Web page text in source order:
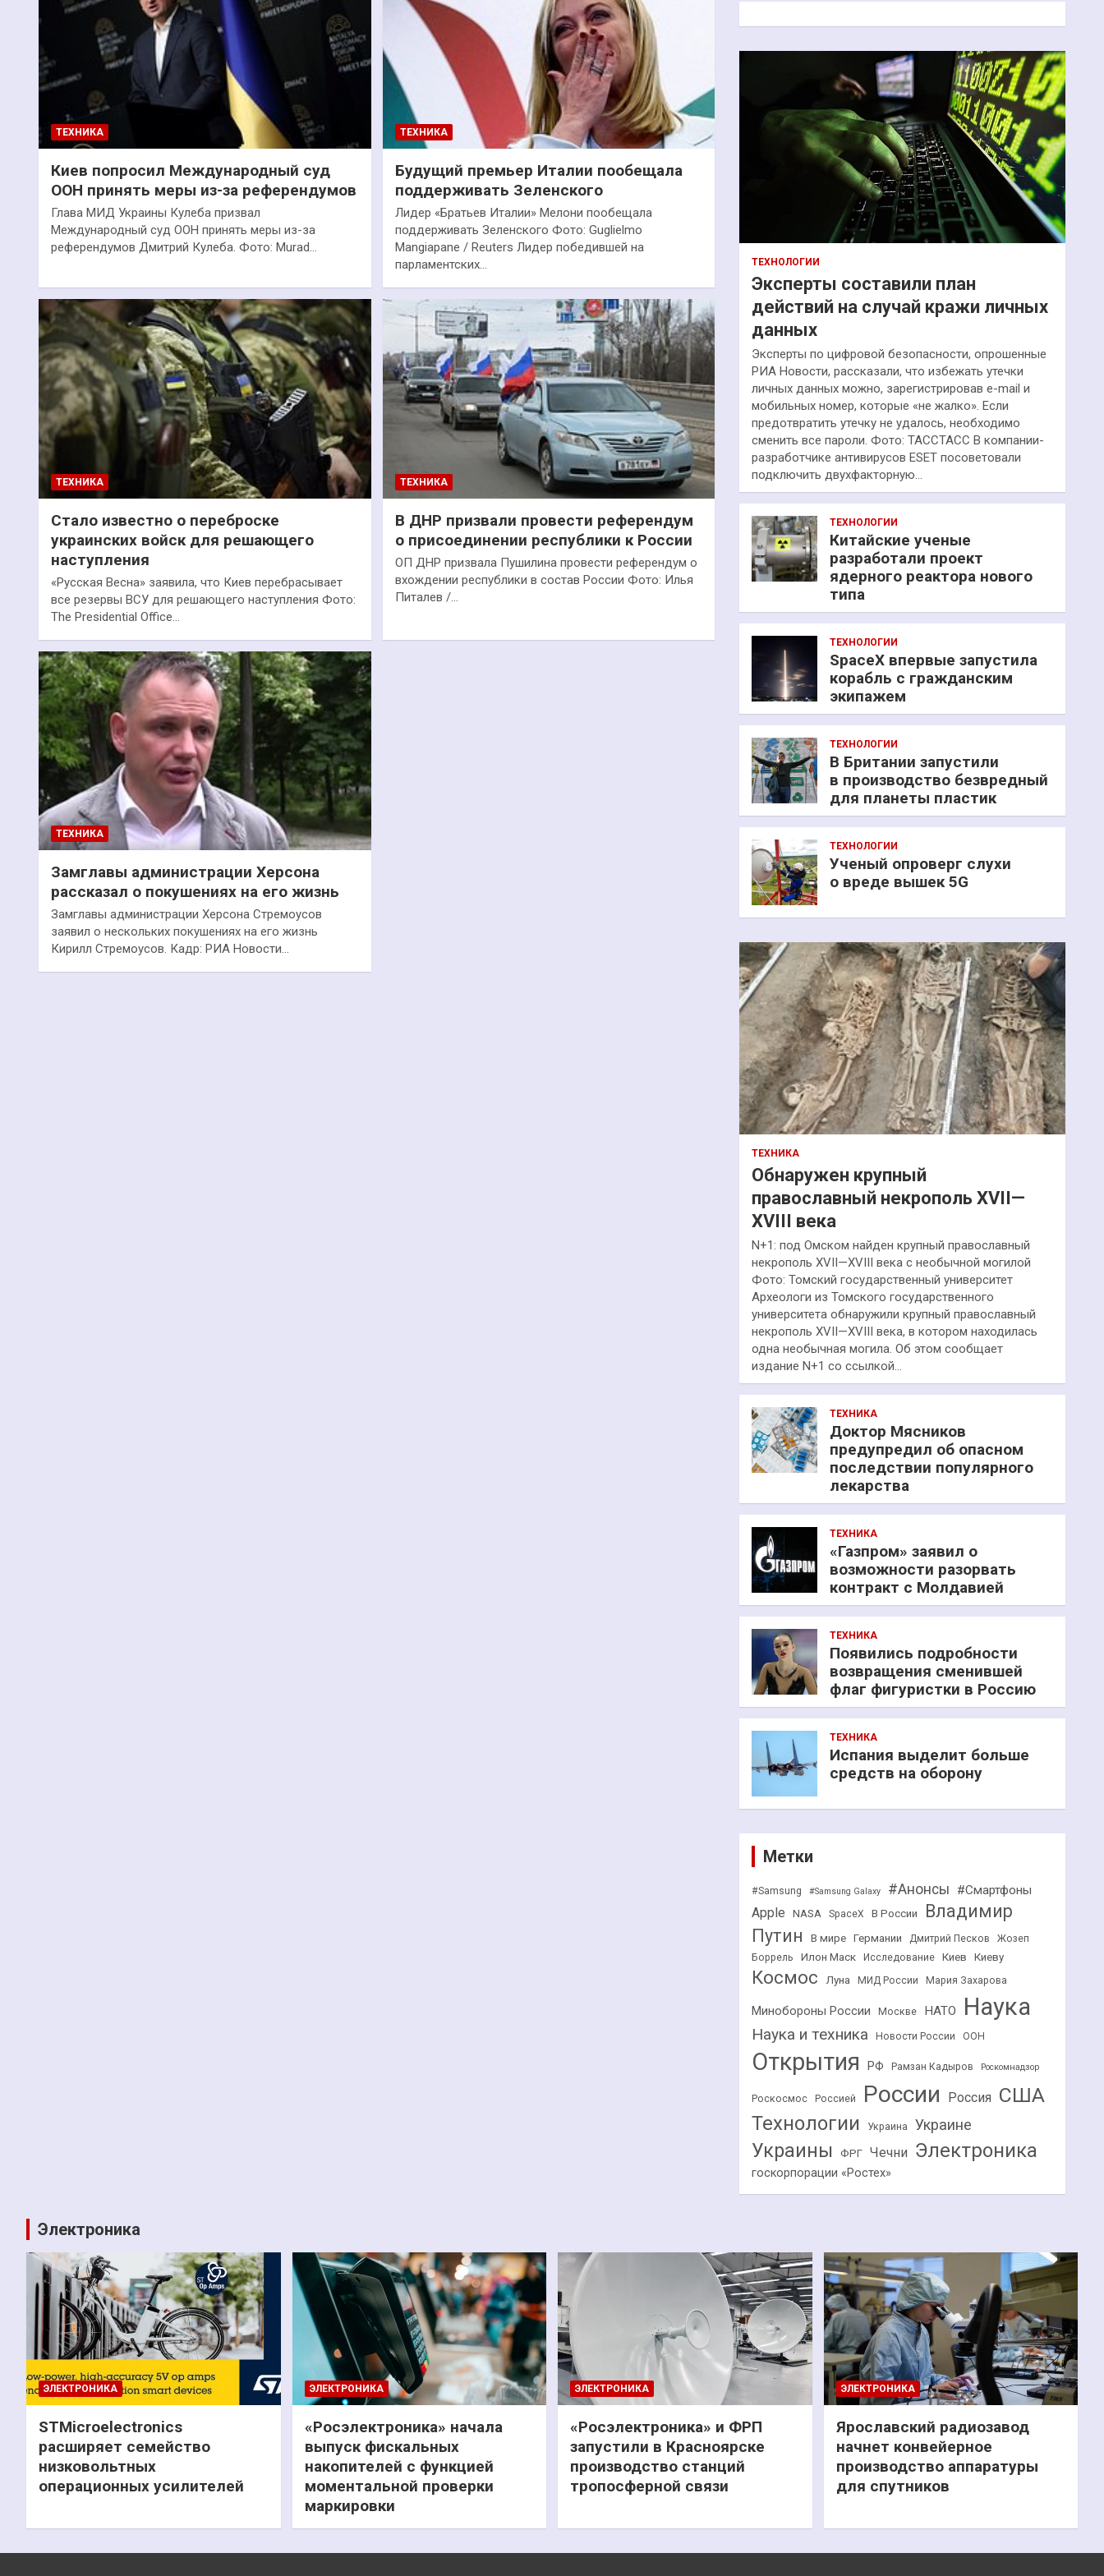
ТЕХНИКА
Киев попросил Международный суд
ООН принять меры из-за референдумов
Глава МИД Украины Кулеба призвал
Международный суд ООН принять меры из-за
референдумов Дмитрий Кулеба. Фото: Murad…
ТЕХНИКА
Будущий премьер Италии пообещала
поддерживать Зеленского
Лидер «Братьев Италии» Мелони пообещала
поддерживать Зеленского Фото: Guglielmo
Mangiapane / Reuters Лидер победившей на
парламентских…
ТЕХНИКА
Стало известно о переброске
украинских войск для решающего
наступления
«Русская Весна» заявила, что Киев перебрасывает
все резервы ВСУ для решающего наступления Фото:
The Presidential Office…
ТЕХНИКА
В ДНР призвали провести референдум
о присоединении республики к России
ОП ДНР призвала Пушилина провести референдум о
вхождении республики в состав России Фото: Илья
Питалев /…
ТЕХНИКА
Замглавы администрации Херсона
рассказал о покушениях на его жизнь
Замглавы администрации Херсона Стремоусов
заявил о нескольких покушениях на его жизнь
Кирилл Стремоусов. Кадр: РИА Новости…
к
ТЕХНОЛОГИИ
Эксперты составили план
действий на случай кражи личных
данных
Эксперты по цифровой безопасности, опрошенные
РИА Новости, рассказали, что избежать утечки
личных данных можно, зарегистрировав e-mail и
мобильных номер, которые «не жалко». Если
предотвратить утечку не удалось, необходимо
сменить все пароли. Фото: ТАССТАСС В компании-
разработчике антивирусов ESET посоветовали
подключить двухфакторную…
ТЕХНОЛОГИИ
Китайские ученые
разработали проект
ядерного реактора нового
типа
ТЕХНОЛОГИИ
SpaceX впервые запустила
корабль с гражданским
экипажем
ТЕХНОЛОГИИ
В Британии запустили
в производство безвредный
для планеты пластик
ТЕХНОЛОГИИ
Ученый опроверг слухи
о вреде вышек 5G
ТЕХНИКА
Обнаружен крупный
православный некрополь XVII—
XVIII века
N+1: под Омском найден крупный православный
некрополь XVII—XVIII века с необычной могилой
Фото: Томский государственный университет
Археологи из Томского государственного
университета обнаружили крупный православный
некрополь XVII—XVIII века, в котором находилась
одна необычная могила. Об этом сообщает
издание N+1 со ссылкой…
ТЕХНИКА
Доктор Мясников
предупредил об опасном
последствии популярного
лекарства
ТЕХНИКА
«Газпром» заявил о
возможности разорвать
контракт с Молдавией
ТЕХНИКА
Появились подробности
возвращения сменившей
флаг фигуристки в Россию
ТЕХНИКА
Испания выделит больше
средств на оборону
Метки
#Samsung #Samsung Galaxy #Анонсы #Смартфоны
Apple NASA SpaceX В России
Владимир
Путин
В мире Германии Дмитрий Песков
Жозеп
Боррель
Илон Маск Исследование Киев Киеву
Космос Луна МИД России Мария Захарова
Минобороны России Москве НАТО Наука
Наука и техника Новости России ООН
Открытия РФ Рамзан Кадыров Роскомнадзор
Роскосмос Россией России Россия США
Технологии Украина Украине
Украины ФРГ Чечни Электроника
госкорпорации «Ростех»
Электроника
ЭЛЕКТРОНИКА
STMicroelectronics
расширяет семейство
низковольтных
операционных усилителей
ЭЛЕКТРОНИКА
«Росэлектроника» начала
выпуск фискальных
накопителей с функцией
моментальной проверки
маркировки
ЭЛЕКТРОНИКА
«Росэлектроника» и ФРП
запустили в Красноярске
производство станций
тропосферной связи
ЭЛЕКТРОНИКА
Ярославский радиозавод
начнет конвейерное
производство аппаратуры
для спутников